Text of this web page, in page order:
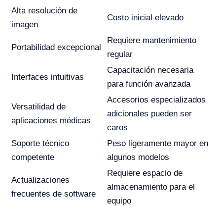
Alta resolución de
imagen
Costo inicial elevado
Portabilidad excepcional
Requiere mantenimiento
regular
Interfaces intuitivas
Capacitación necesaria
para función avanzada
Versatilidad de
aplicaciones médicas
Accesorios especializados
adicionales pueden ser
caros
Soporte técnico
competente
Peso ligeramente mayor en
algunos modelos
Actualizaciones
frecuentes de software
Requiere espacio de
almacenamiento para el
equipo